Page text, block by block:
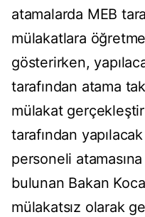
atamalarda MEB
mülakatlara
gösterirken,
tarafından atama
mülakat
tarafından
personeli
bulunan Bakan
mülakatsız olarak